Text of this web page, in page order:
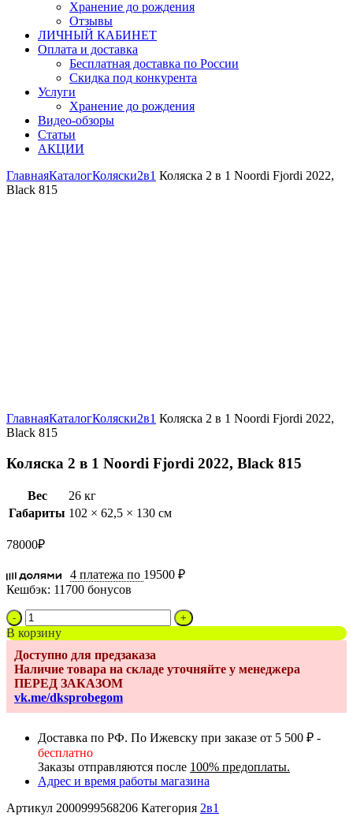
Хранение до рождения
Отзывы
ЛИЧНЫЙ КАБИНЕТ
Оплата и доставка
Бесплатная доставка по России
Скидка под конкурента
Услуги
Хранение до рождения
Видео-обзоры
Статьи
АКЦИИ
ГлавнаяКаталогКоляски2в1 Коляска 2 в 1 Noordi Fjordi 2022,
Black 815
ГлавнаяКаталогКоляски2в1 Коляска 2 в 1 Noordi Fjordi 2022,
Black 815
Коляска 2 в 1 Noordi Fjordi 2022, Black 815
Вес
26 кг
Габариты 102 × 62,5 × 130 см
78000₽
4 платежа по 19500 ₽
Кешбэк: 11700 бонусов
Количество
товара
Коляска
2
в
1
Noordi
Fjordi
Black
815
В корзину
Доступно для предзаказа
Наличие товара на складе уточняйте у менеджера
ПЕРЕД ЗАКАЗОМ
vk.me/dksprobegom
Доставка по РФ. По Ижевску при заказе от 5 500 ₽ -
бесплатно
Заказы отправляются после 100% предоплаты.
Адрес и время работы магазина
Артикул 2000999568206 Категория 2в1